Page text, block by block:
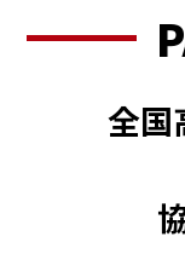
全国